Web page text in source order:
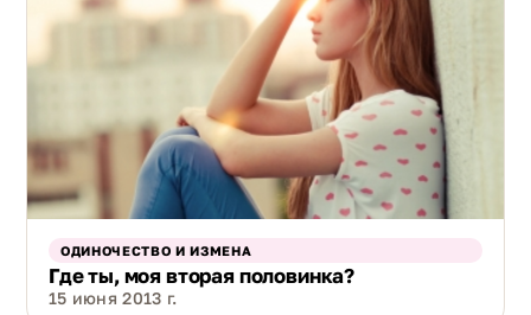
ОДИНОЧЕСТВО И ИЗМЕНА
Где ты, моя вторая половинка?
15 июня 2013 г.